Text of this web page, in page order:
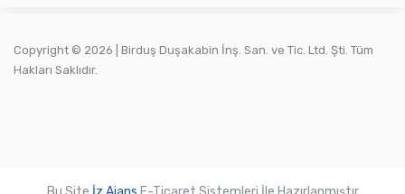
Copyright © 2026 | Birduş Duşakabin İnş. San. ve Tic. Ltd. Şti. Tüm
Hakları Saklıdır.